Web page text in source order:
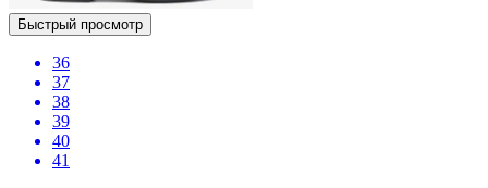
Быстрый просмотр
36
37
38
39
40
41